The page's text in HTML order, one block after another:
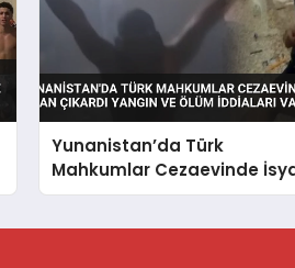
Yunanistan’da Türk
Mahkumlar Cezaevinde
Çıkardı Yangın ve Ölüm